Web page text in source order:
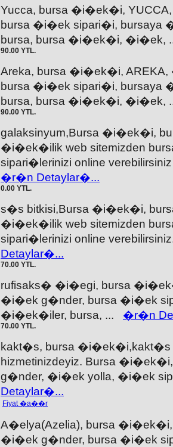
Yucca, bursa �i�ek�i,
bursa �i�ek sipari�i, bursaya
bursa, bursa �i�ek�i,
90.00 YTL.
Areka, bursa �i�ek�i,
bursa �i�ek sipari�i, bursaya
bursa, bursa �i�ek�i,
90.00 YTL.
galaksinyum,Bursa �i�ek�i,
�i�ek�ilik web sitemizden
sipari�lerinizi online
�r�n Detaylar�...
0.00 YTL.
s�s bitkisi,Bursa �i�ek�i,
�i�ek�ilik web sitemizden
sipari�lerinizi online
Detaylar�...
70.00 YTL.
rufisaks� �i�egi, bursa
�i�ek g�nder, bursa �i�ek
�i�ek�iler, bursa, ... �r�n
70.00 YTL.
kakt�s, bursa �i�ek�i,kakt�s
hizmetinizdeyiz. Bursa
g�nder, �i�ek yolla, �i�ek
Detaylar�...
Fiyat �a��r
A�elya(Azelia), bursa
�i�ek g�nder, bursa �i�ek